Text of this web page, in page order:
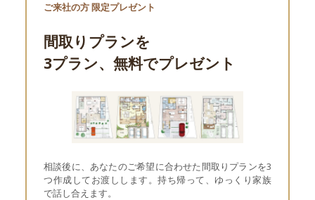
ご来社の方 限定プレゼント
間取りプランを
3プラン、無料でプレゼント
相談後に、あなたのご希望に合わせた間取りプランを3
つ作成してお渡しします。持ち帰って、ゆっくり家族
で話し合えます。